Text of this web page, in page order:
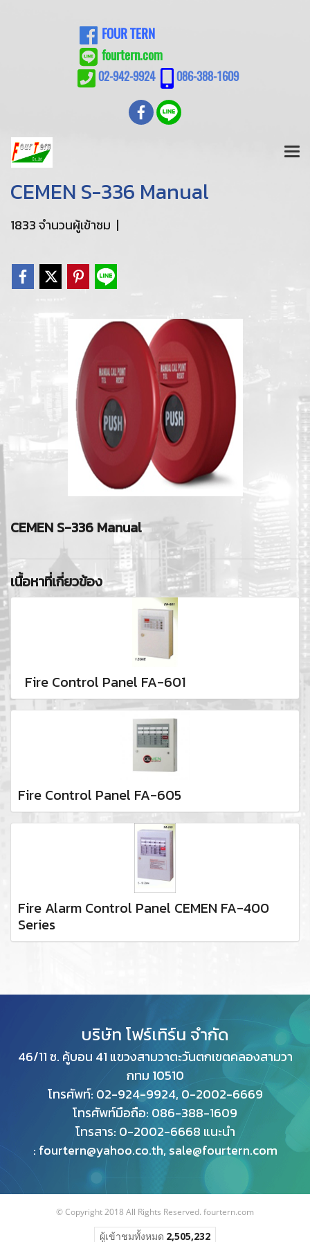
FOUR TERN
fourtern.com
02-942-9924 086-388-1609
CEMEN S-336 Manual
1833 จำนวนผู้เข้าชม |
CEMEN S-336 Manual
เนื้อหาที่เกี่ยวข้อง
Fire Control Panel FA-601
Fire Control Panel FA-605
Fire Alarm Control Panel CEMEN FA-400
Series
บริษัท โฟร์เทิร์น จำกัด
46/11 ซ. คู้บอน 41 แขวงสามวาตะวันตกเขตคลองสามวา
กทม 10510
โทรศัพท์: 02-924-9924, 0-2002-6669
โทรศัพท์มือถือ: 086-388-1609
โทรสาร: 0-2002-6668 แนะนำ
: fourtern@yahoo.co.th, sale@fourtern.com
© Copyright 2018 All Rights Reserved. fourtern.com
ผู้เข้าชมวันนี้ 125